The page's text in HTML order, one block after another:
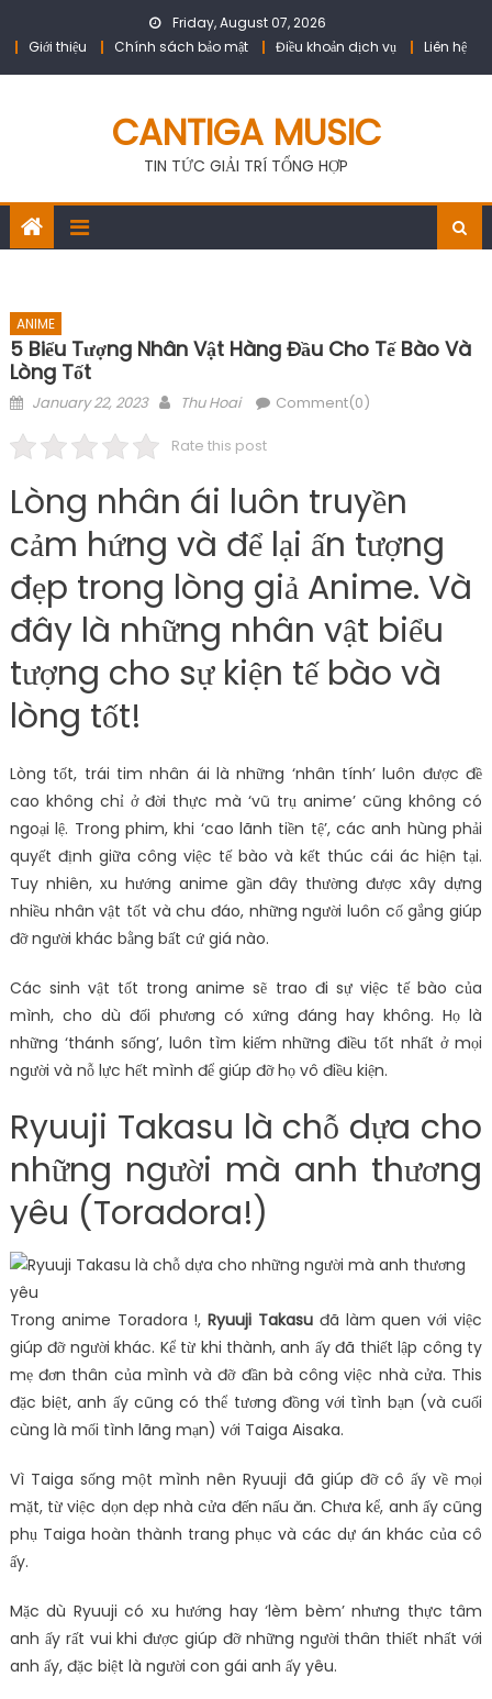
Friday, August 07, 2026
Giới thiệu
Chính sách bảo mật Điều khoản dịch vụ Liên hệ
CANTIGA MUSIC
TIN TỨC GIẢI TRÍ TỔNG HỢP
ANIME
5 Biểu Tượng Nhân Vật Hàng Đầu Cho Tế Bào Và
Lòng Tốt
Posted
January 22, 2023 Author
Thu Hoai Comment(0)
Rate this post
Lòng nhân ái luôn truyền
cảm hứng và để lại ấn tượng
đẹp trong lòng giả Anime. Và
đây là những nhân vật biểu
tượng cho sự kiện tế bào và
lòng tốt!
Lòng tốt, trái tim nhân ái là những ‘nhân tính’ luôn được đề
cao không chỉ ở đời thực mà ‘vũ trụ anime’ cũng không có
ngoại lệ. Trong phim, khi ‘cao lãnh tiền tệ’, các anh hùng phải
quyết định giữa công việc tế bào và kết thúc cái ác hiện tại.
Tuy nhiên, xu hướng anime gần đây thường được xây dựng
nhiều nhân vật tốt và chu đáo, những người luôn cố gắng giúp
đỡ người khác bằng bất cứ giá nào.
Các sinh vật tốt trong anime sẽ trao đi sự việc tế bào của
mình, cho dù đối phương có xứng đáng hay không. Họ là
những ‘thánh sống’, luôn tìm kiếm những điều tốt nhất ở mọi
người và nỗ lực hết mình để giúp đỡ họ vô điều kiện.
Ryuuji Takasu là chỗ dựa cho
những người mà anh thương
yêu (Toradora!)
Trong anime Toradora !,Ryuuji Takasu đã làm quen với việc
giúp đỡ người khác. Kể từ khi thành, anh ấy đã thiết lập công ty
mẹ đơn thân của mình và đỡ đần bà công việc nhà cửa. This
đặc biệt, anh ấy cũng có thể tương đồng với tình bạn (và cuối
cùng là mối tình lãng mạn) với Taiga Aisaka.
Vì Taiga sống một mình nên Ryuuji đã giúp đỡ cô ấy về mọi
mặt, từ việc dọn dẹp nhà cửa đến nấu ăn. Chưa kể, anh ấy cũng
phụ Taiga hoàn thành trang phục và các dự án khác của cô
ấy.
Mặc dù Ryuuji có xu hướng hay ‘lèm bèm’ nhưng thực tâm
anh ấy rất vui khi được giúp đỡ những người thân thiết nhất với
anh ấy, đặc biệt là người con gái anh ấy yêu.